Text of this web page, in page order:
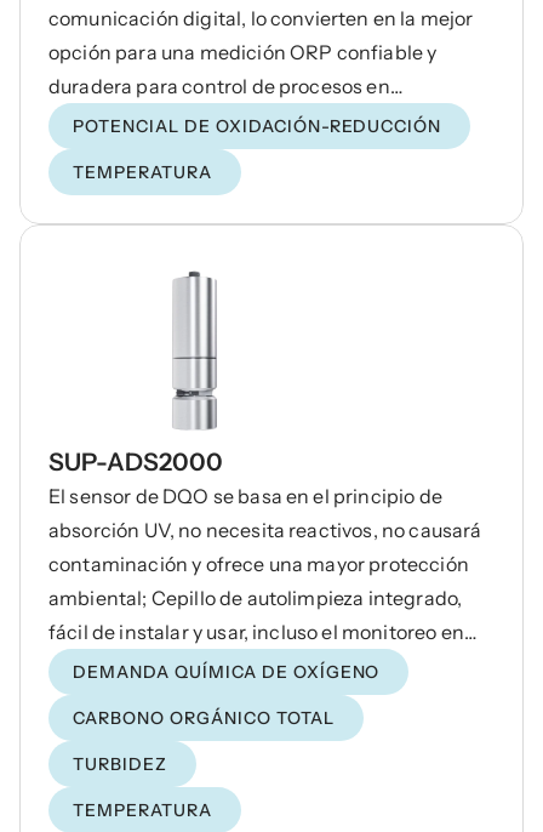
comunicación digital, lo convierten en la mejor
opción para una medición ORP confiable y
duradera para control de procesos en
aplicaciones exigentes.
POTENCIAL DE OXIDACIÓN-REDUCCIÓN
TEMPERATURA
SUP-ADS2000
El sensor de DQO se basa en el principio de
absorción UV, no necesita reactivos, no causará
contaminación y ofrece una mayor protección
ambiental; Cepillo de autolimpieza integrado,
fácil de instalar y usar, incluso el monitoreo en
línea a largo plazo sigue teniendo una excelente
estabilidad.
DEMANDA QUÍMICA DE OXÍGENO
CARBONO ORGÁNICO TOTAL
TURBIDEZ
TEMPERATURA